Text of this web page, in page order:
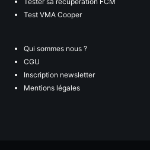
Test VMA Cooper
Qui sommes nous ?
CGU
Inscription newsletter
Mentions légales